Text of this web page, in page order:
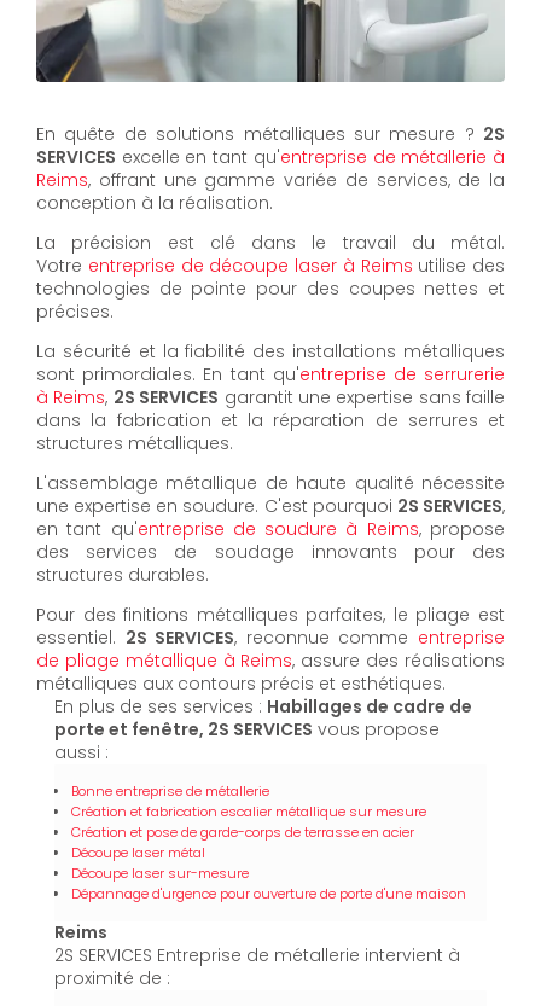
En quête de solutions métalliques sur mesure ? 2S
SERVICES excelle en tant qu'entreprise de métallerie à
Reims, offrant une gamme variée de services, de la
conception à la réalisation.
La précision est clé dans le travail du métal.
Votre entreprise de découpe laser à Reims utilise des
technologies de pointe pour des coupes nettes et
précises.
La sécurité et la fiabilité des installations métalliques
sont primordiales. En tant qu'entreprise de serrurerie
à Reims, 2S SERVICES garantit une expertise sans faille
dans la fabrication et la réparation de serrures et
structures métalliques.
L'assemblage métallique de haute qualité nécessite
une expertise en soudure. C'est pourquoi 2S SERVICES,
en tant qu'entreprise de soudure à Reims, propose
des services de soudage innovants pour des
structures durables.
Pour des finitions métalliques parfaites, le pliage est
essentiel. 2S SERVICES, reconnue comme entreprise
de pliage métallique à Reims, assure des réalisations
métalliques aux contours précis et esthétiques.
En plus de ses services : Habillages de cadre de
porte et fenêtre, 2S SERVICES vous propose
aussi :
Bonne entreprise de métallerie
Création et fabrication escalier métallique sur mesure
Création et pose de garde-corps de terrasse en acier
Découpe laser métal
Découpe laser sur-mesure
Dépannage d'urgence pour ouverture de porte d'une maison
Reims
2S SERVICES Entreprise de métallerie intervient à
proximité de :